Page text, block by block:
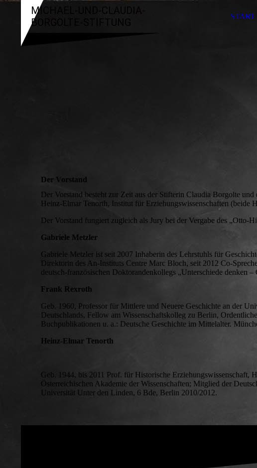
START
MICHAEL-UND-CLAUDIA-
BORGOLTE-STIFTUNG
Der Vorstand
Der Vorstand besteht zur Zeit aus der Stifterin Claudia Borgolte
Heinz-Elmar Tenorth, Institut für Erziehungswissenschaften
Der Vorstand fungiert zugleich als Jury bei der Vergabe des „Otto-
Gabriele Metzler
Gabriele Metzler ist seit 2007 Inhaberin des Lehrstuhls für
Direktorin des An-Instituts Centre Marc Bloch, seit 2012 Co-
deutsch-französischen Doktorandenkollegs „Unterschiede denken –
Frank Rexroth
Geb. 1960, Professor für Mittlere und Neuere Geschichte an der
Deutschlands, Fellow am Wissenschaftskolleg zu Berlin,
Buchpublikationen u. a.: Deutsche Geschichte im Mittelalter.
Heinz-Elmar Tenorth
Geb. 1944, bis 2011 Prof. für Historische
Österreichischen Akademie der Wissenschaften; Mitglied der
Universität Unter den Linden, 6 Bde, Berlin 2010/2012.